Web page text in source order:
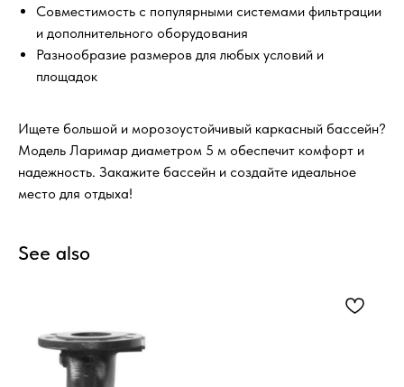
Совместимость с популярными системами фильтрации
и дополнительного оборудования
Разнообразие размеров для любых условий и
площадок
Ищете большой и морозоустойчивый каркасный бассейн?
Модель Ларимар диаметром 5 м обеспечит комфорт и
надежность. Закажите бассейн и создайте идеальное
место для отдыха!
See also